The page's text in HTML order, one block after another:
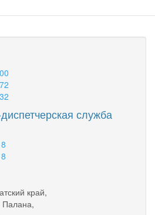
служба
край,
Палана,